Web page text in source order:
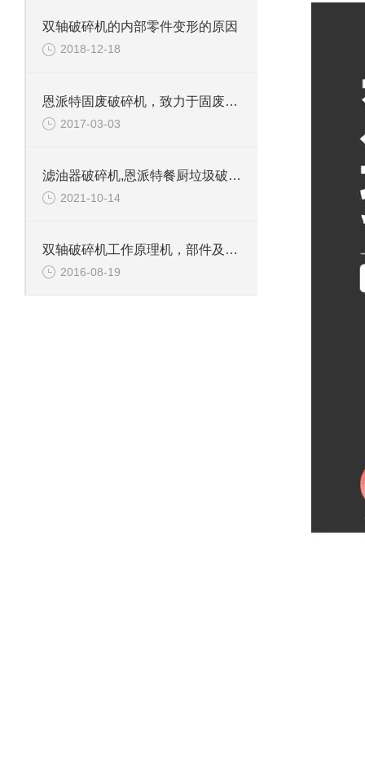
双轴破碎机的内部零件变形的原因
2018-12-18
恩派特固废破碎机，致力于固废处理
2017-03-03
滤油器破碎机,恩派特餐厨垃圾破碎机介绍
2021-10-14
双轴破碎机工作原理机，部件及应用范围
2016-08-19